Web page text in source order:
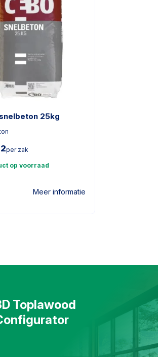
snelbeton 25kg
per zak
op voorraad
Meer informatie
Toplawood